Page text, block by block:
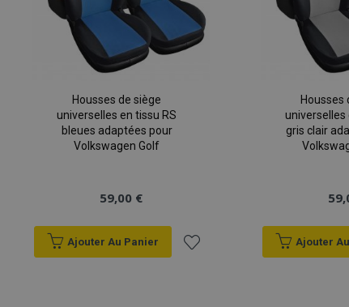
Housses de siège
universelles en tissu RS
bleues adaptées pour
Volkswagen Golf
59,00 €
Ajouter Au Panier
Housses
universelles
gris clair
Ajouter